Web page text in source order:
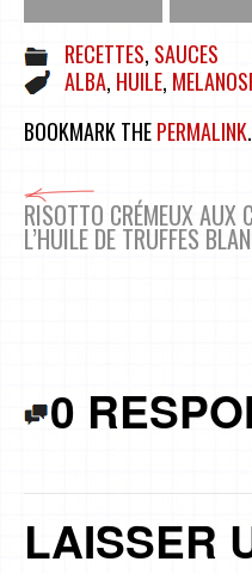
RECETTES, SAUCES
ALBA, HUILE,
BOOKMARK THEPERMALINK.
RISOTTO CRÉMEUX AUX
L’HUILE DE TRUFFES
0
LAISSER